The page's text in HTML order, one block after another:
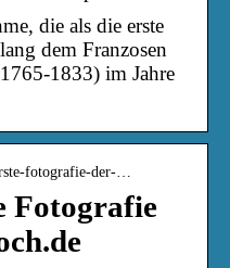
die als die erste
dem Franzosen
1833) im Jahre
fotografie-der-…
Fotografie